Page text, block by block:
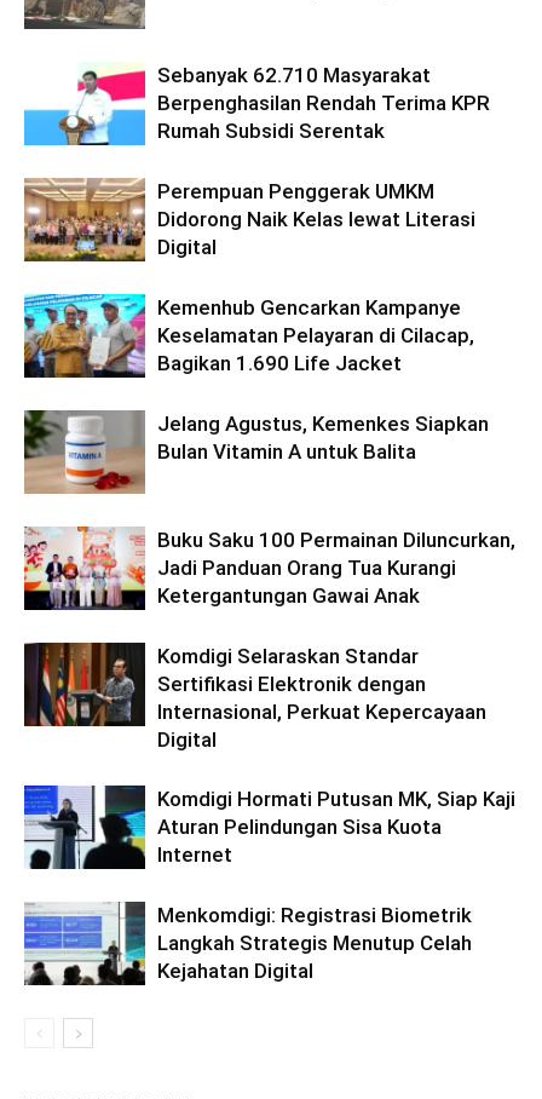
Sebanyak 62.710 Masyarakat
Berpenghasilan Rendah Terima KPR
Rumah Subsidi Serentak
Perempuan Penggerak UMKM
Didorong Naik Kelas lewat Literasi
Digital
Kemenhub Gencarkan Kampanye
Keselamatan Pelayaran di Cilacap,
Bagikan 1.690 Life Jacket
Jelang Agustus, Kemenkes Siapkan
Bulan Vitamin A untuk Balita
Buku Saku 100 Permainan Diluncurkan,
Jadi Panduan Orang Tua Kurangi
Ketergantungan Gawai Anak
Komdigi Selaraskan Standar
Sertifikasi Elektronik dengan
Internasional, Perkuat Kepercayaan
Digital
Komdigi Hormati Putusan MK, Siap Kaji
Aturan Pelindungan Sisa Kuota
Internet
Menkomdigi: Registrasi Biometrik
Langkah Strategis Menutup Celah
Kejahatan Digital